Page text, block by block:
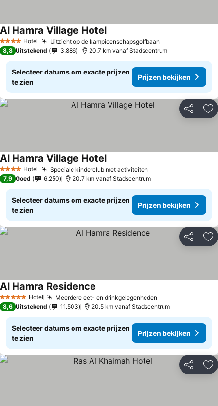
4 SterrenHotel Uitzicht op de kampioenschapsgolfbaan
Al Hamra Village Hotel
8,8 Uitstekend 3.886 20.7 km vanaf Stadscentrum
Selecteer datums om exacte prijzen
te zien
Prijzen bekijken
Delen
4 SterrenHotel Speciale kinderclub met activiteiten
Al Hamra Village Hotel
7,9 Goed 6.250 20.7 km vanaf Stadscentrum
Selecteer datums om exacte prijzen
te zien
Prijzen bekijken
Delen
5 Sterren Hotel Meerdere eet- en drinkgelegenheden
Al Hamra Residence
8,6 Uitstekend 11.503 20.5 km vanaf Stadscentrum
Selecteer datums om exacte prijzen
te zien
Prijzen bekijken
Delen